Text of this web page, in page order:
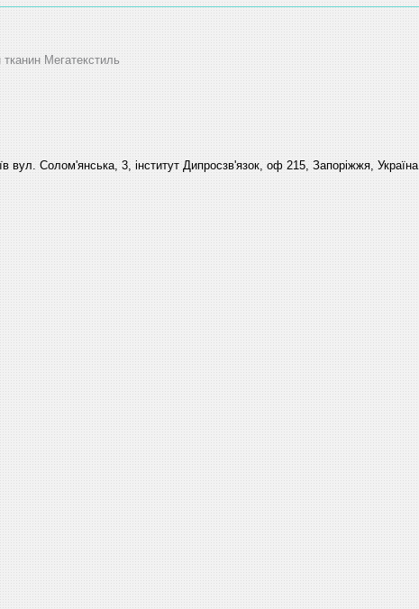
тканин Мегатекстиль
вул. Солом'янська, 3, інститут Дипросзв'язок, оф 215, Запоріжжя, Україна